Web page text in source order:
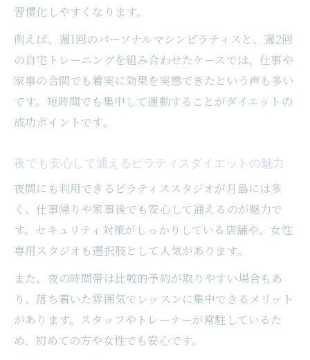
習慣化しやすくなります。
例えば、週1回のパーソナルマシンピラティスと、週2回
の自宅トレーニングを組み合わせたケースでは、仕事や
家事の合間でも着実に効果を実感できたという声も多い
です。短時間でも集中して運動することがダイエットの
成功ポイントです。
夜でも安心して通えるピラティスダイエットの魅力
夜間にも利用できるピラティススタジオが月島には多
く、仕事帰りや家事後でも安心して通えるのが魅力で
す。セキュリティ対策がしっかりしている店舗や、女性
専用スタジオも選択肢として人気があります。
また、夜の時間帯は比較的予約が取りやすい場合もあ
り、落ち着いた雰囲気でレッスンに集中できるメリット
があります。スタッフやトレーナーが常駐しているた
め、初めての方や女性でも安心です。